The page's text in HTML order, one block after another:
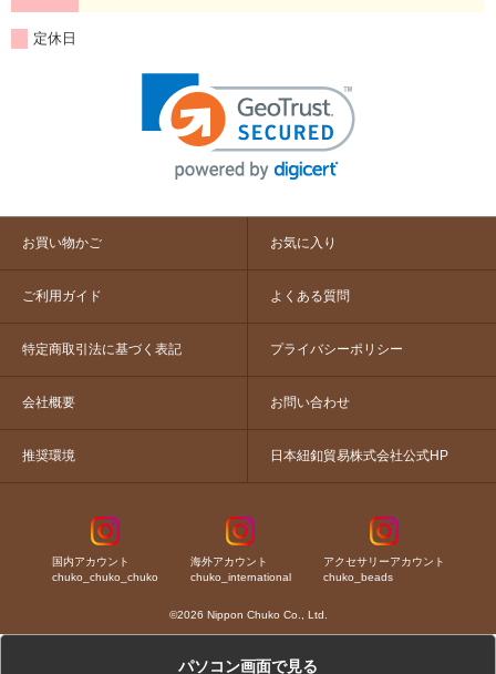
定休日
お買い物かご お気に入り
ご利用ガイド よくある質問
特定商取引法に基づく表記 プライバシーポリシー
会社概要 お問い合わせ
推奨環境 日本紐釦貿易株式会社公式HP
国内アカウント
chuko_chuko_chuko
海外アカウント
chuko_international
アクセサリーアカウント
chuko_beads
©2026 Nippon Chuko Co., Ltd.
パソコン画面で見る